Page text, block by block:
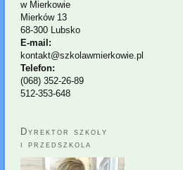
w Mierkowie
Mierków 13
68-300 Lubsko
E-mail:
kontakt@szkolawmierkowie.pl
Telefon:
(068) 352-26-89
512-353-648
Dyrektor szkoły
i przedszkola